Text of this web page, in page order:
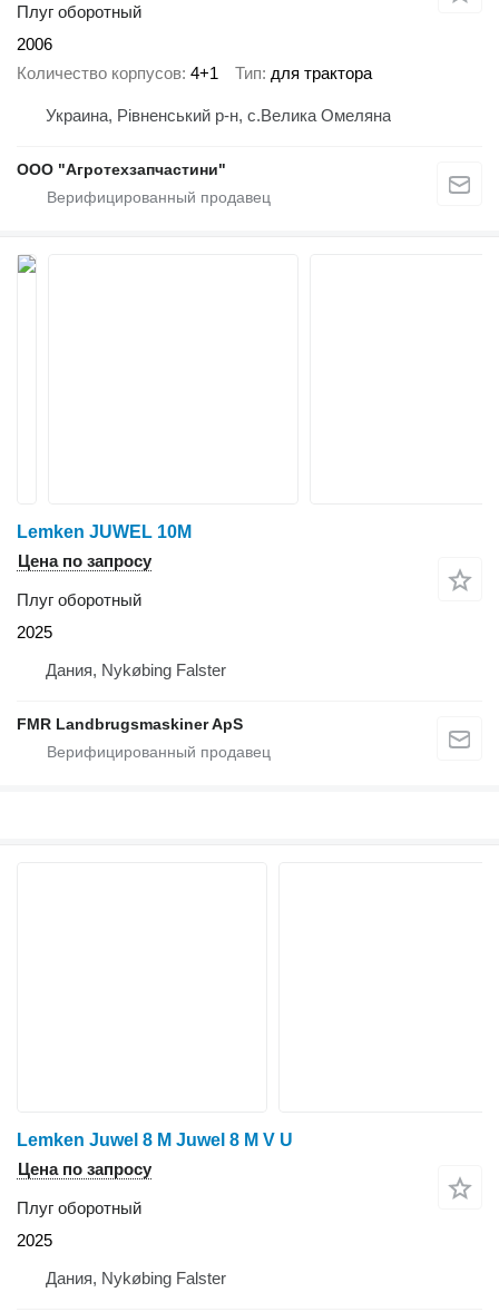
Плуг оборотный
2006
Количество корпусов 4+1 Тип для трактора
Украина, Рівненський р-н, с.Велика Омеляна
ООО "Агротехзапчастини"
Lemken JUWEL 10M
Цена по запросу
Плуг оборотный
2025
Дания, Nykøbing Falster
FMR Landbrugsmaskiner ApS
Lemken Juwel 8 M Juwel 8 M V U
Цена по запросу
Плуг оборотный
2025
Дания, Nykøbing Falster